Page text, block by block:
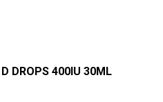
DROPS 400IU 30ML